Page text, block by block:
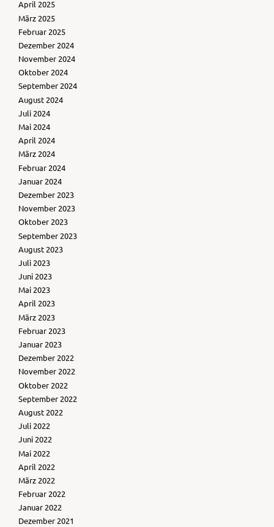
April 2025
März 2025
Februar 2025
Dezember 2024
November 2024
Oktober 2024
September 2024
August 2024
Juli 2024
Mai 2024
April 2024
März 2024
Februar 2024
Januar 2024
Dezember 2023
November 2023
Oktober 2023
September 2023
August 2023
Juli 2023
Juni 2023
Mai 2023
April 2023
März 2023
Februar 2023
Januar 2023
Dezember 2022
November 2022
Oktober 2022
September 2022
August 2022
Juli 2022
Juni 2022
Mai 2022
April 2022
März 2022
Februar 2022
Januar 2022
Dezember 2021